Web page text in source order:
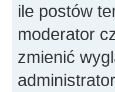
ile postów
moderator
zmienić